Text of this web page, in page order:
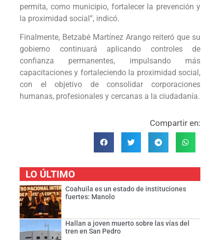
permita, como municipio, fortalecer la prevención y
la proximidad social”, indicó.
Finalmente, Betzabé Martínez Arango reiteró que su
gobierno continuará aplicando controles de
confianza permanentes, impulsando más
capacitaciones y fortaleciendo la proximidad social,
con el objetivo de consolidar corporaciones
humanas, profesionales y cercanas a la ciudadanía.
Compartir en:
LO ÚLTIMO
Coahuila es un estado de instituciones
fuertes: Manolo
Hallan a joven muerto sobre las vías del
tren en San Pedro